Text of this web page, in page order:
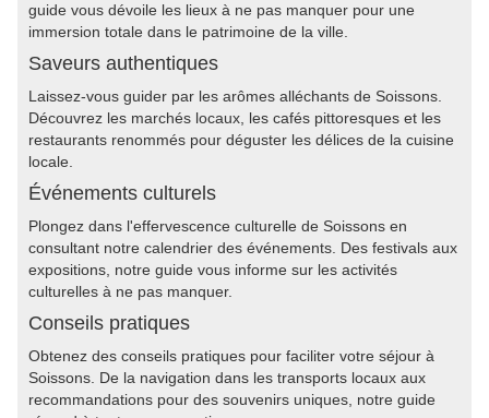
guide vous dévoile les lieux à ne pas manquer pour une
immersion totale dans le patrimoine de la ville.
Saveurs authentiques
Laissez-vous guider par les arômes alléchants de Soissons.
Découvrez les marchés locaux, les cafés pittoresques et les
restaurants renommés pour déguster les délices de la cuisine
locale.
Événements culturels
Plongez dans l'effervescence culturelle de Soissons en
consultant notre calendrier des événements. Des festivals aux
expositions, notre guide vous informe sur les activités
culturelles à ne pas manquer.
Conseils pratiques
Obtenez des conseils pratiques pour faciliter votre séjour à
Soissons. De la navigation dans les transports locaux aux
recommandations pour des souvenirs uniques, notre guide